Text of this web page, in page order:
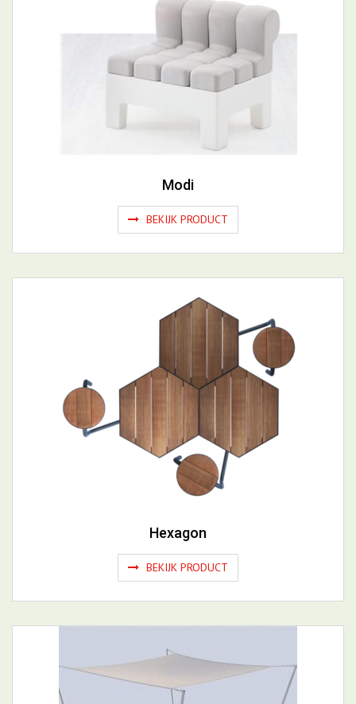
Modi
BEKIJK PRODUCT
Hexagon
BEKIJK PRODUCT